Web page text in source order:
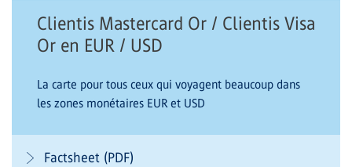
Clientis Mastercard Or / Clientis Visa
Or en EUR / USD
La carte pour tous ceux qui voyagent beaucoup dans
les zones monétaires EUR et USD
Factsheet (PDF)